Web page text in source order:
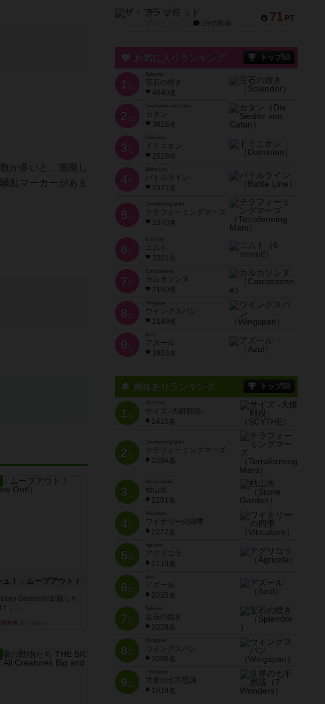
が多いと、荒廃し
乱マーカーがあま
！：ムーブアウト！
Gamesが出版した
！』...
38分前
71 PT
ザ・フラッド
1件の投稿
お気に入りランキング トップ50
1 位
宝石の煌き
4040名
2 位
Die Siedler von Catan
カタン
3616名
3 位
ドミニオン
2528名
4位
Battle Line
バトルライン
2377名
5 位
Terraforming Mars
テラフォーミングマーズ
2370名
6 位
ニムト
2201名
7 位
Carcassonne
カルカソンヌ
2190名
8 位
Wingspan
ウイングスパン
2149名
9 位
Azul
アズール
1903名
興味ありランキング トップ50
1位
SCYTHE
サイズ -大鎌戦役-
2415名
2位
Terraforming Mars
テラフォーミングマーズ
2394名
3位
Stone Garden
枯山水
2281名
4位
Viticulture
ワイナリーの四季
2272名
5位
Agricola
アグリコラ
2119名
6位
Azul
アズール
2035名
7位
宝石の煌き
2028名
8位
Wingspan
ウイングスパン
2006名
9位
7 Wonders
世界の七不思議
1919名